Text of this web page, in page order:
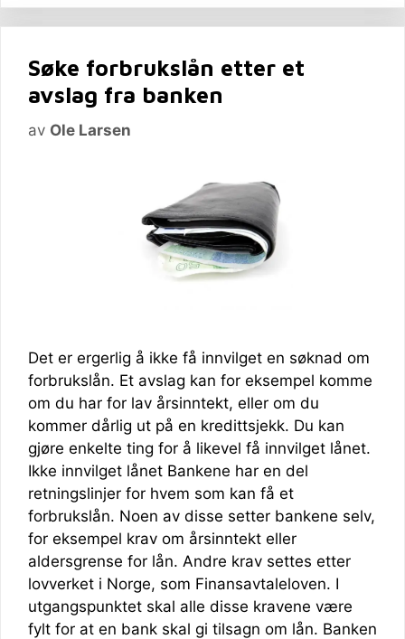
Søke forbrukslån etter et
avslag fra banken
av Ole Larsen
Det er ergerlig å ikke få innvilget en søknad om
forbrukslån. Et avslag kan for eksempel komme
om du har for lav årsinntekt, eller om du
kommer dårlig ut på en kredittsjekk. Du kan
gjøre enkelte ting for å likevel få innvilget lånet.
Ikke innvilget lånet Bankene har en del
retningslinjer for hvem som kan få et
forbrukslån. Noen av disse setter bankene selv,
for eksempel krav om årsinntekt eller
aldersgrense for lån. Andre krav settes etter
lovverket i Norge, som Finansavtaleloven. I
utgangspunktet skal alle disse kravene være
fylt for at en bank skal gi tilsagn om lån. Banken